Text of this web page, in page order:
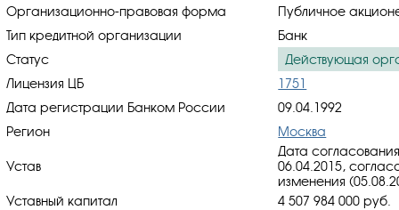
Организационно-правовая форма
Публичное
Тип кредитной организации
Банк
Статус
Действующая
Лицензия ЦБ
1751
Дата регистрации Банком России
09.04.1992
Регион
Москва
Устав
Дата
06.04.2015,
изменения
Уставный капитал
4 507 984 000 руб.